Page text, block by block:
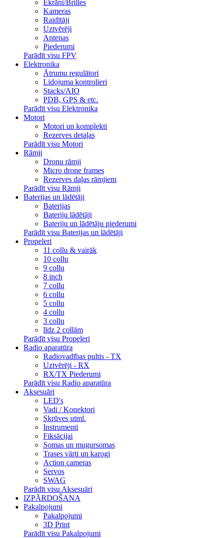
Ekrāni/Brilles
Kameras
Raidītāji
Uztvērēji
Antenas
Piederumi
Parādīt visu FPV
Elektronika
Ātrumu regulātori
Lidojuma kontrolieri
Stacks/AIO
PDB, GPS & etc.
Parādīt visu Elektronika
Motori
Motori un komplekti
Rezerves detaļas
Parādīt visu Motori
Rāmji
Dronu rāmji
Micro drone frames
Rezerves daļas rāmjiem
Parādīt visu Rāmji
Baterijas un lādētāji
Baterijas
Bateriju lādētāji
Bateriju un lādētāju piederumi
Parādīt visu Baterijas un lādētāji
Propeleri
11 collu & vairāk
10 collu
9 collu
8 inch
7 collu
6 collu
5 collu
4 collu
3 collu
līdz 2 collām
Parādīt visu Propeleri
Radio aparatūra
Radiovadības pultis - TX
Uztvērēji - RX
RX/TX Piederumi
Parādīt visu Radio aparatūra
Aksesuāri
LED's
Vadi / Konektori
Skrūves utml.
Instrumenti
Fiksācijai
Somas un mugursomas
Trases vārti un karogi
Action cameras
Servos
SWAG
Parādīt visu Aksesuāri
IZPĀRDOŠANA
Pakalpojumi
Pakalpojumi
3D Print
Parādīt visu Pakalpojumi